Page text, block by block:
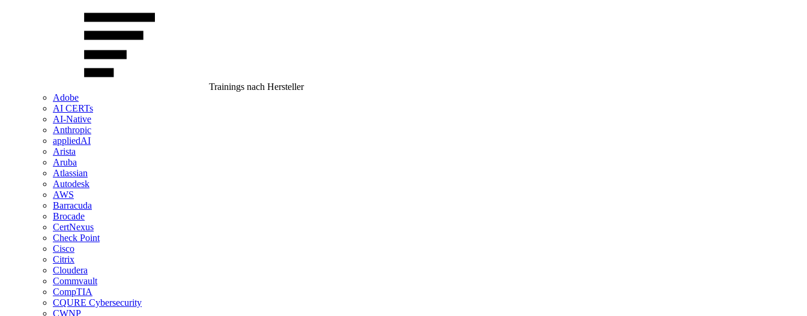
Trainings nach Hersteller
Adobe
AI CERTs
AI-Native
Anthropic
appliedAI
Arista
Aruba
Atlassian
Autodesk
AWS
Barracuda
Brocade
CertNexus
Check Point
Cisco
Citrix
Cloudera
Commvault
CompTIA
CQURE Cybersecurity
CWNP